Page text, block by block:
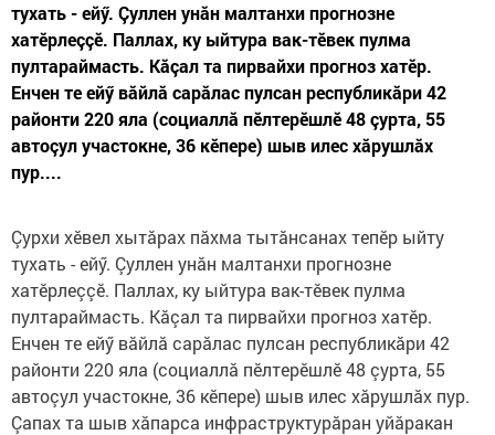
тухать - ейӳ. Çуллен унăн малтанхи прогнозне
хатӗрлеççӗ. Паллах, ку ыйтура вак-тӗвек пулма
пултараймасть. Кăçал та пирвайхи прогноз хатӗр.
Енчен те ейӳ вăйлă сарăлас пулсан республикăри 42
районти 220 яла (социаллă пӗлтерӗшлӗ 48 çурта, 55
автоçул участокне, 36 кӗпере) шыв илес хăрушлăх
пур....
Çурхи хӗвел хытăрах пăхма тытăнсанах тепӗр ыйту
тухать - ейӳ. Çуллен унăн малтанхи прогнозне
хатӗрлеççӗ. Паллах, ку ыйтура вак-тӗвек пулма
пултараймасть. Кăçал та пирвайхи прогноз хатӗр.
Енчен те ейӳ вăйлă сарăлас пулсан республикăри 42
районти 220 яла (социаллă пӗлтерӗшлӗ 48 çурта, 55
автоçул участокне, 36 кӗпере) шыв илес хăрушлăх пур.
Çапах та шыв хăпарса инфраструктурăран уйăракан